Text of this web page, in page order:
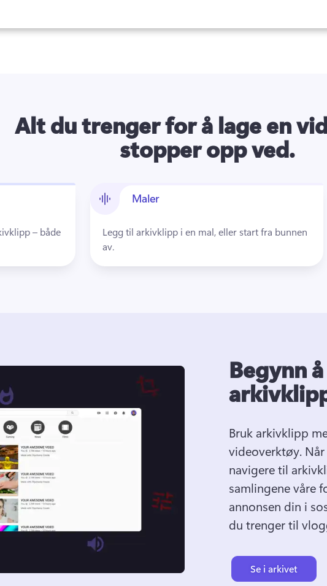
Alt du trenger for å lage en
stopper opp ved.
– både
Maler
Legg til arkivklipp i en mal, eller start fra bunnen
av.
Begynn
Bruk arkivklipp
videoverktøy.
navigere til
samlingene våre
annonsen din i
du trenger til
Se i arkivet